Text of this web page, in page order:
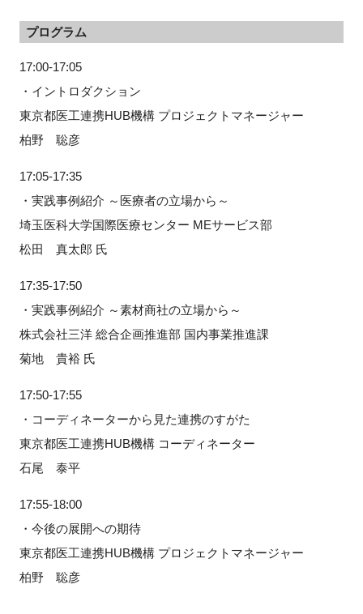
プログラム
17:00-17:05
・イントロダクション
東京都医工連携HUB機構 プロジェクトマネージャー
柏野 聡彦
17:05-17:35
・実践事例紹介 ～医療者の立場から～
埼玉医科大学国際医療センター MEサービス部
松田 真太郎 氏
17:35-17:50
・実践事例紹介 ～素材商社の立場から～
株式会社三洋 総合企画推進部 国内事業推進課
菊地 貴裕 氏
17:50-17:55
・コーディネーターから見た連携のすがた
東京都医工連携HUB機構 コーディネーター
石尾 泰平
17:55-18:00
・今後の展開への期待
東京都医工連携HUB機構 プロジェクトマネージャー
柏野 聡彦